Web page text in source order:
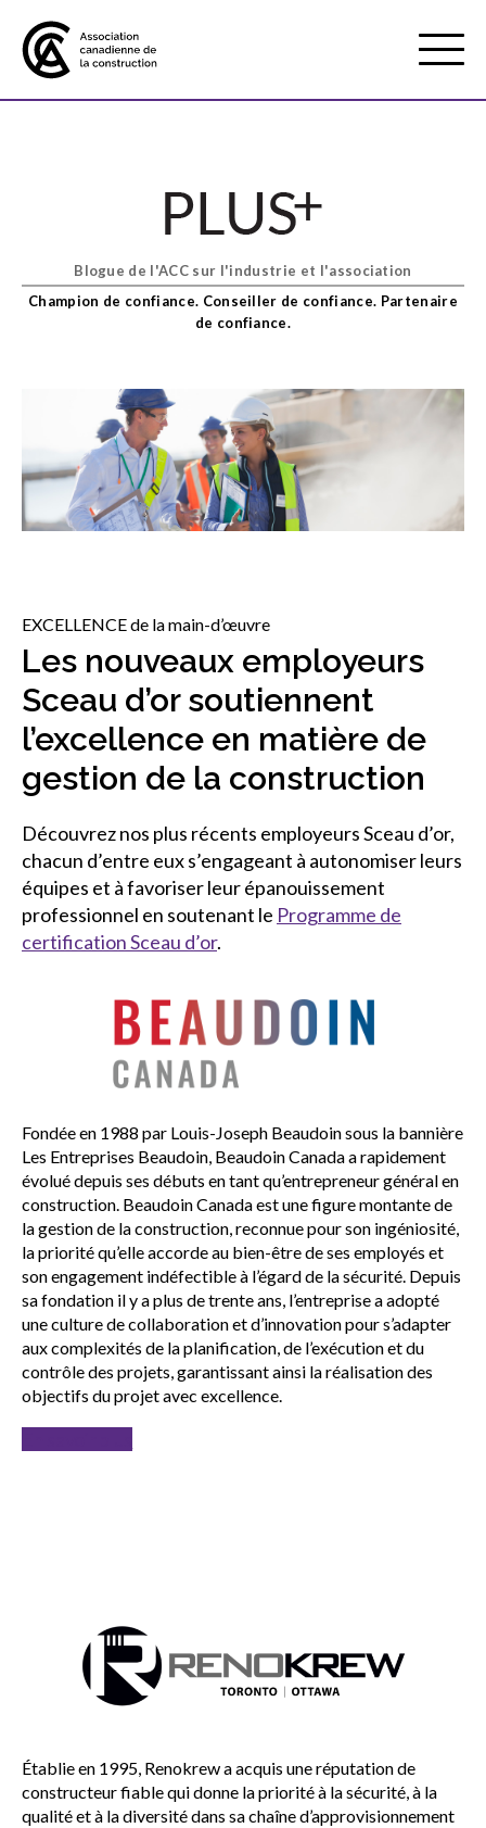
Mobile
Menu
À propos de nous
Adhésion
Show
sub
sub
menu
Services axés sur les pratiques
exemplaires
menu
Événements
Blogue de l'ACC sur l'industrie et l'association
Champion de confiance. Conseiller de confiance. Partenaire
de confiance.
EXCELLENCE de la main-d’œuvre
Les nouveaux employeurs
Sceau d’or soutiennent
l’excellence en matière de
gestion de la construction
Découvrez nos plus récents employeurs Sceau d’or,
chacun d’entre eux s’engageant à autonomiser leurs
équipes et à favoriser leur épanouissement
professionnel en soutenant le Programme de
certification Sceau d’or.
Fondée en 1988 par Louis-Joseph Beaudoin sous la bannière
Les Entreprises Beaudoin, Beaudoin Canada a rapidement
évolué depuis ses débuts en tant qu’entrepreneur général en
construction. Beaudoin Canada est une figure montante de
la gestion de la construction, reconnue pour son ingéniosité,
la priorité qu’elle accorde au bien-être de ses employés et
son engagement indéfectible à l’égard de la sécurité. Depuis
sa fondation il y a plus de trente ans, l’entreprise a adopté
une culture de collaboration et d’innovation pour s’adapter
aux complexités de la planification, de l’exécution et du
contrôle des projets, garantissant ainsi la réalisation des
objectifs du projet avec excellence.
Établie en 1995, Renokrew a acquis une réputation de
constructeur fiable qui donne la priorité à la sécurité, à la
qualité et à la diversité dans sa chaîne d’approvisionnement